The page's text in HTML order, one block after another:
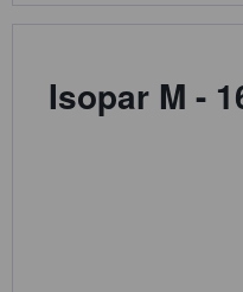
Isopar M -